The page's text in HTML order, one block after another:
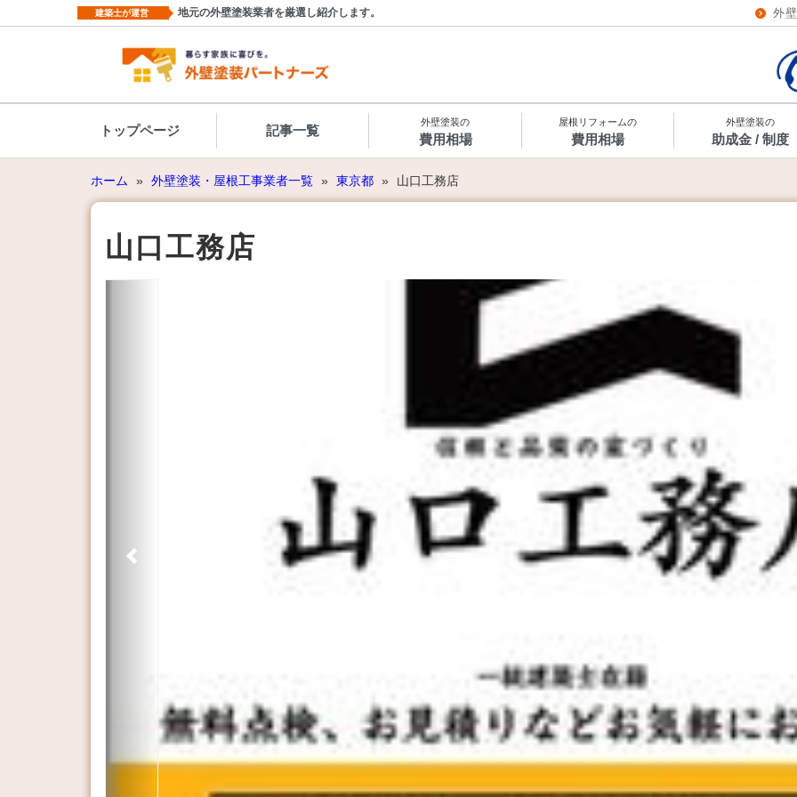
建築士が運営 地元の外壁塗装業者を厳選し紹介します。 外
トップページ 記事一覧
外壁塗装の
費用相場
屋根リフォームの
費用相場
外壁塗装の
助成金 / 制度
ホーム » 外壁塗装・屋根工事業者一覧 » 東京都 » 山口工務店
山口工務店
Previous